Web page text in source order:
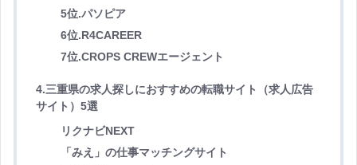
5位.パソピア
6位.R4CAREER
7位.CROPS CREWエージェント
4.三重県の求人探しにおすすめの転職サイト（求人広告
サイト）5選
リクナビNEXT
「みえ」の仕事マッチングサイト